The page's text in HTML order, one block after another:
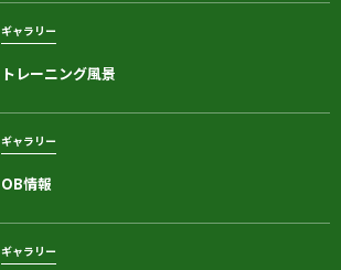
ギャラリー
トレーニング風景
ギャラリー
OB情報
ギャラリー